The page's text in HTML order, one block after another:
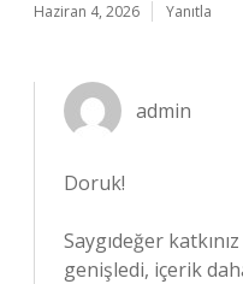
Haziran 4, 2026 Yanıtla
admin
Doruk!
Saygıdeğer
genişledi, içerik